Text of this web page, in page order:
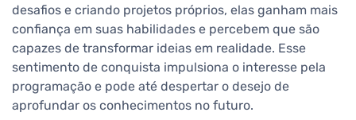
desafios e criando projetos próprios, elas ganham mais
confiança em suas habilidades e percebem que são
capazes de transformar ideias em realidade. Esse
sentimento de conquista impulsiona o interesse pela
programação e pode até despertar o desejo de
aprofundar os conhecimentos no futuro.